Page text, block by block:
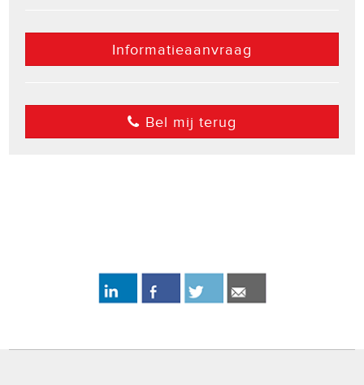
Informatieaanvraag
Bel mij terug